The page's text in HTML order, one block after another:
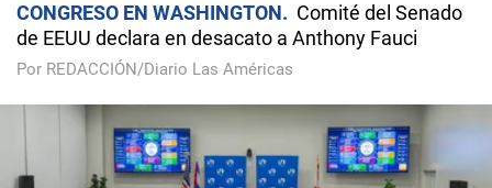
CONGRESO EN WASHINGTON
Comité del Senado
de EEUU declara en desacato a Anthony Fauci
Por REDACCIÓN/Diario Las Américas